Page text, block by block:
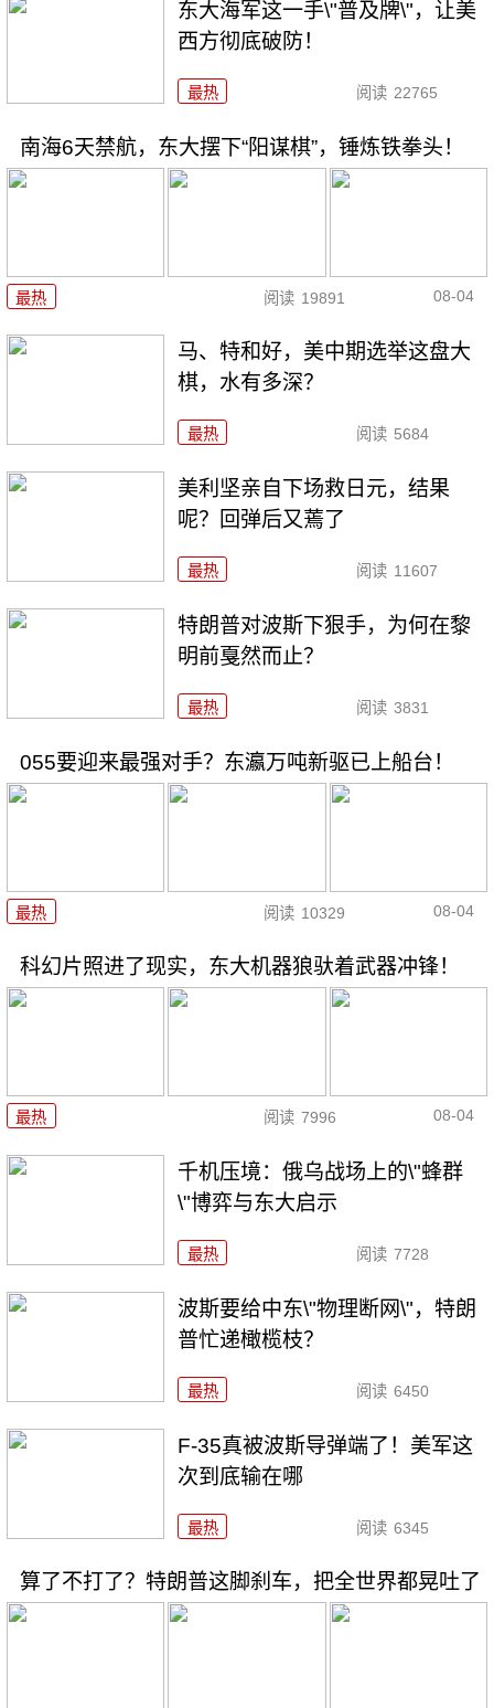
东大海军这一手\"普及牌\"，让美
西方彻底破防！
最热 阅读 22765
南海6天禁航，东大摆下“阳谋棋”，锤炼铁拳头！
最热 阅读 19891 08-04
马、特和好，美中期选举这盘大
棋，水有多深？
最热 阅读 5684
美利坚亲自下场救日元，结果
呢？回弹后又蔫了
最热 阅读 11607
特朗普对波斯下狠手，为何在黎
明前戛然而止？
最热 阅读 3831
055要迎来最强对手？东瀛万吨新驱已上船台！
最热 阅读 10329 08-04
科幻片照进了现实，东大机器狼驮着武器冲锋！
最热 阅读 7996 08-04
千机压境：俄乌战场上的\"蜂群
\"博弈与东大启示
最热 阅读 7728
波斯要给中东\"物理断网\"，特朗
普忙递橄榄枝？
最热 阅读 6450
F-35真被波斯导弹端了！美军这
次到底输在哪
最热 阅读 6345
算了不打了？特朗普这脚刹车，把全世界都晃吐了